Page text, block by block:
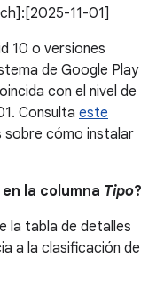
11-01]
10 o versiones
de Google Play
con el nivel de
Consulta este
sobre cómo instalar
la columna Tipo?
la tabla de detalles
a la clasificación de